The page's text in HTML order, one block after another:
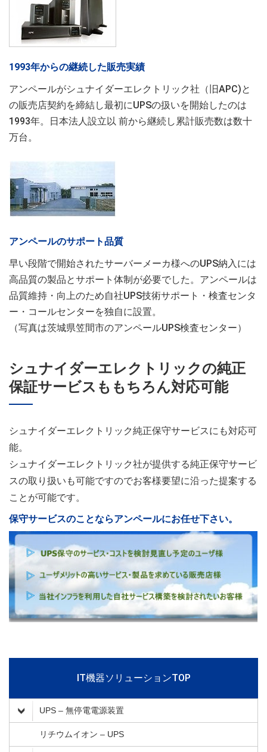
1993年からの継続した販売実績
アンペールがシュナイダーエレクトリック社（旧APC)と
の販売店契約を締結し最初にUPSの扱いを開始したのは
1993年。日本法人設立以 前から継続し累計販売数は数十
万台。
アンペールのサポート品質
早い段階で開始されたサーバーメーカ様へのUPS納入には
高品質の製品とサポート体制が必要でした。アンペールは
品質維持・向上のため自社UPS技術サポート・検査センタ
ー・コールセンターを独自に設置。
（写真は茨城県笠間市のアンペールUPS検査センター）
シュナイダーエレクトリックの純正
保証サービスももちろん対応可能
シュナイダーエレクトリック純正保守サービスにも対応可
能。
シュナイダーエレクトリック社が提供する純正保守サービ
スの取り扱いも可能ですのでお客様要望に沿った提案する
ことが可能です。
保守サービスのことならアンペールにお任せ下さい。
IT機器ソリューションTOP
UPS – 無停電電源装置
リチウムイオン – UPS